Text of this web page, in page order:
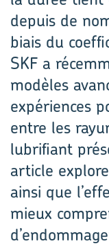
depuis de
biais du
SKF a
modèles
expériences
entre les
lubrifiant
article
ainsi que
mieux